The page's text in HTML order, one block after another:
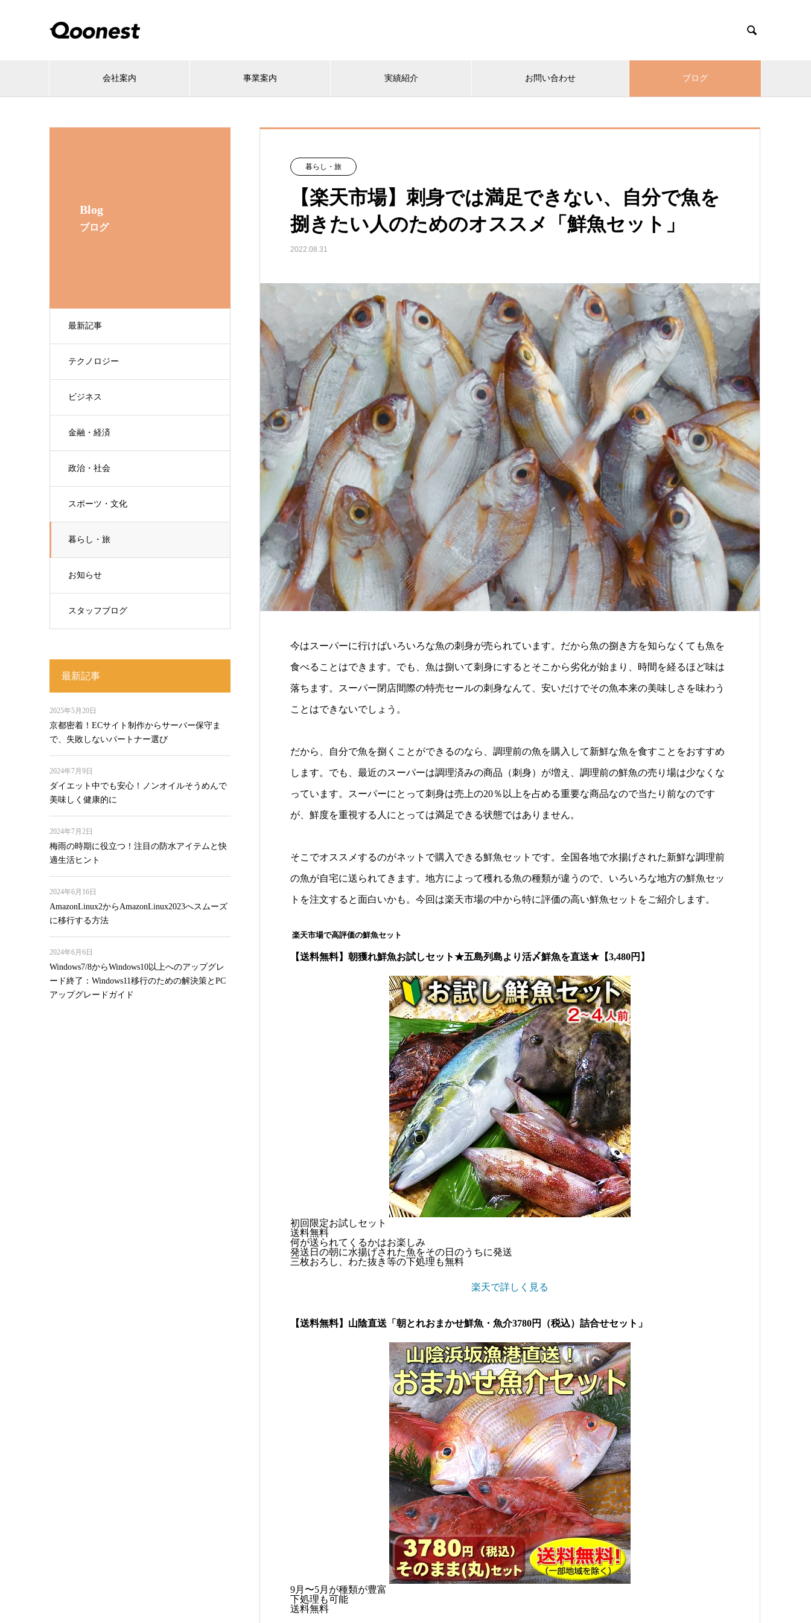

会社案内 事業案内 実績紹介 お問い合わせ ブログ
Blog
ブログ
最新記事
テクノロジー
ビジネス
金融・経済
政治・社会
スポーツ・文化
暮らし・旅
お知らせ
スタッフブログ
暮らし・旅
【楽天市場】刺身では満足できない、自分で魚を
捌きたい人のためのオススメ「鮮魚セット」
2022.08.31
今はスーパーに行けばいろいろな魚の刺身が売られています。だから魚の捌き方を知らなくても魚を
食べることはできます。でも、魚は捌いて刺身にするとそこから劣化が始まり、時間を経るほど味は
落ちます。スーパー閉店間際の特売セールの刺身なんて、安いだけでその魚本来の美味しさを味わう
ことはできないでしょう。
だから、自分で魚を捌くことができるのなら、調理前の魚を購入して新鮮な魚を食すことをおすすめ
します。でも、最近のスーパーは調理済みの商品（刺身）が増え、調理前の鮮魚の売り場は少なくな
っています。スーパーにとって刺身は売上の20％以上を占める重要な商品なので当たり前なのです
が、鮮度を重視する人にとっては満足できる状態ではありません。
そこでオススメするのがネットで購入できる鮮魚セットです。全国各地で水揚げされた新鮮な調理前
の魚が自宅に送られてきます。地方によって穫れる魚の種類が違うので、いろいろな地方の鮮魚セッ
トを注文すると面白いかも。今回は楽天市場の中から特に評価の高い鮮魚セットをご紹介します。
楽天市場で高評価の鮮魚セット
【送料無料】朝獲れ鮮魚お試しセット★五島列島より活〆鮮魚を直送★【3,480円】
初回限定お試しセット
送料無料
何が送られてくるかはお楽しみ
発送日の朝に水揚げされた魚をその日のうちに発送
三枚おろし、わた抜き等の下処理も無料
楽天で詳しく見る
【送料無料】山陰直送「朝とれおまかせ鮮魚・魚介3780円（税込）詰合せセット」
9月〜5月が種類が豊富
下処理も可能
送料無料
最新記事
京都密着！ECサイト制作からサーバー保守ま
で、失敗しないパートナー選び
2025年5月20日
ダイエット中でも安心！ノンオイルそうめんで
美味しく健康的に
2024年7月9日
梅雨の時期に役立つ！注目の防水アイテムと快
適生活ヒント
2024年7月2日
AmazonLinux2からAmazonLinux2023へスムーズ
に移行する方法
2024年6月16日
Windows7/8からWindows10以上へのアップグレ
ード終了：Windows11移行のための解決策とPC
アップグレードガイド
2024年6月6日